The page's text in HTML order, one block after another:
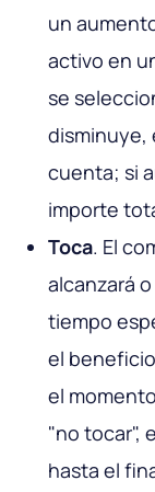
un
activo en
se
disminuye,
cuenta; si
importe
Toca. El
alcanzará
tiempo
el
el
"no tocar",
hasta el